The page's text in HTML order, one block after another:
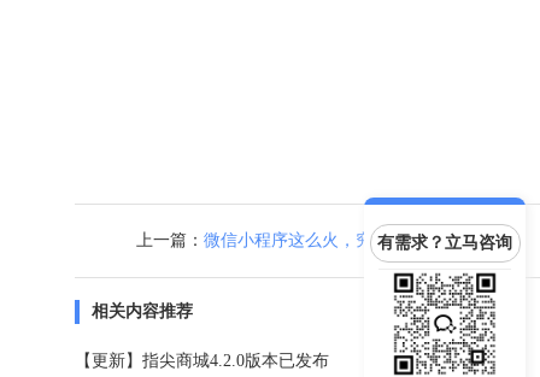
上一篇： 微信小程序这么火，究竟如何充分利用？
相关内容推荐
【更新】指尖商城4.2.0版本已发布
有需求？立马咨询